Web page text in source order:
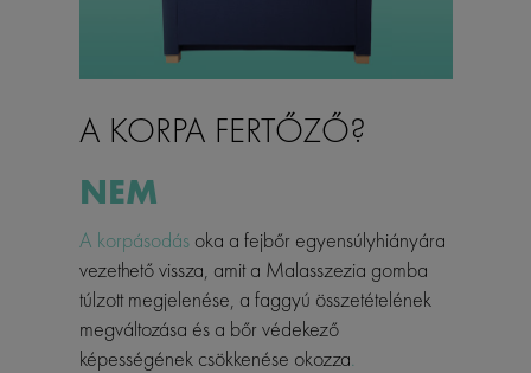
A KORPA FERTŐZŐ?
NEM
A korpásodásoka a fejbőr egyensúlyhiányára
vezethető vissza, amit a Malasszezia gomba
túlzott megjelenése, a faggyú összetételének
megváltozása és a bőr védekező
képességének csökkenése okozza.